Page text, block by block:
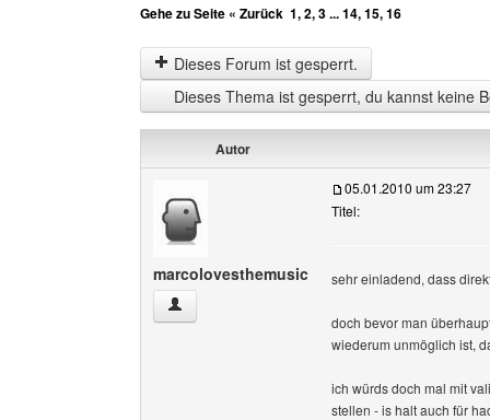
Gehe zu Seite « Zurück 1,2,3...14,15,16
Dieses Forum ist gesperrt.
Dieses Thema ist gesperrt, du kannst keine
Autor
marcolovesthemusic
marcolovesthemusic Benutzer-Profile anzeigen
05.01.2010 um 23:27
Titel:
sehr einladend, dass
doch bevor man
wiederum unmöglich ist,
ich würds doch mal mit
stellen - is halt auch für